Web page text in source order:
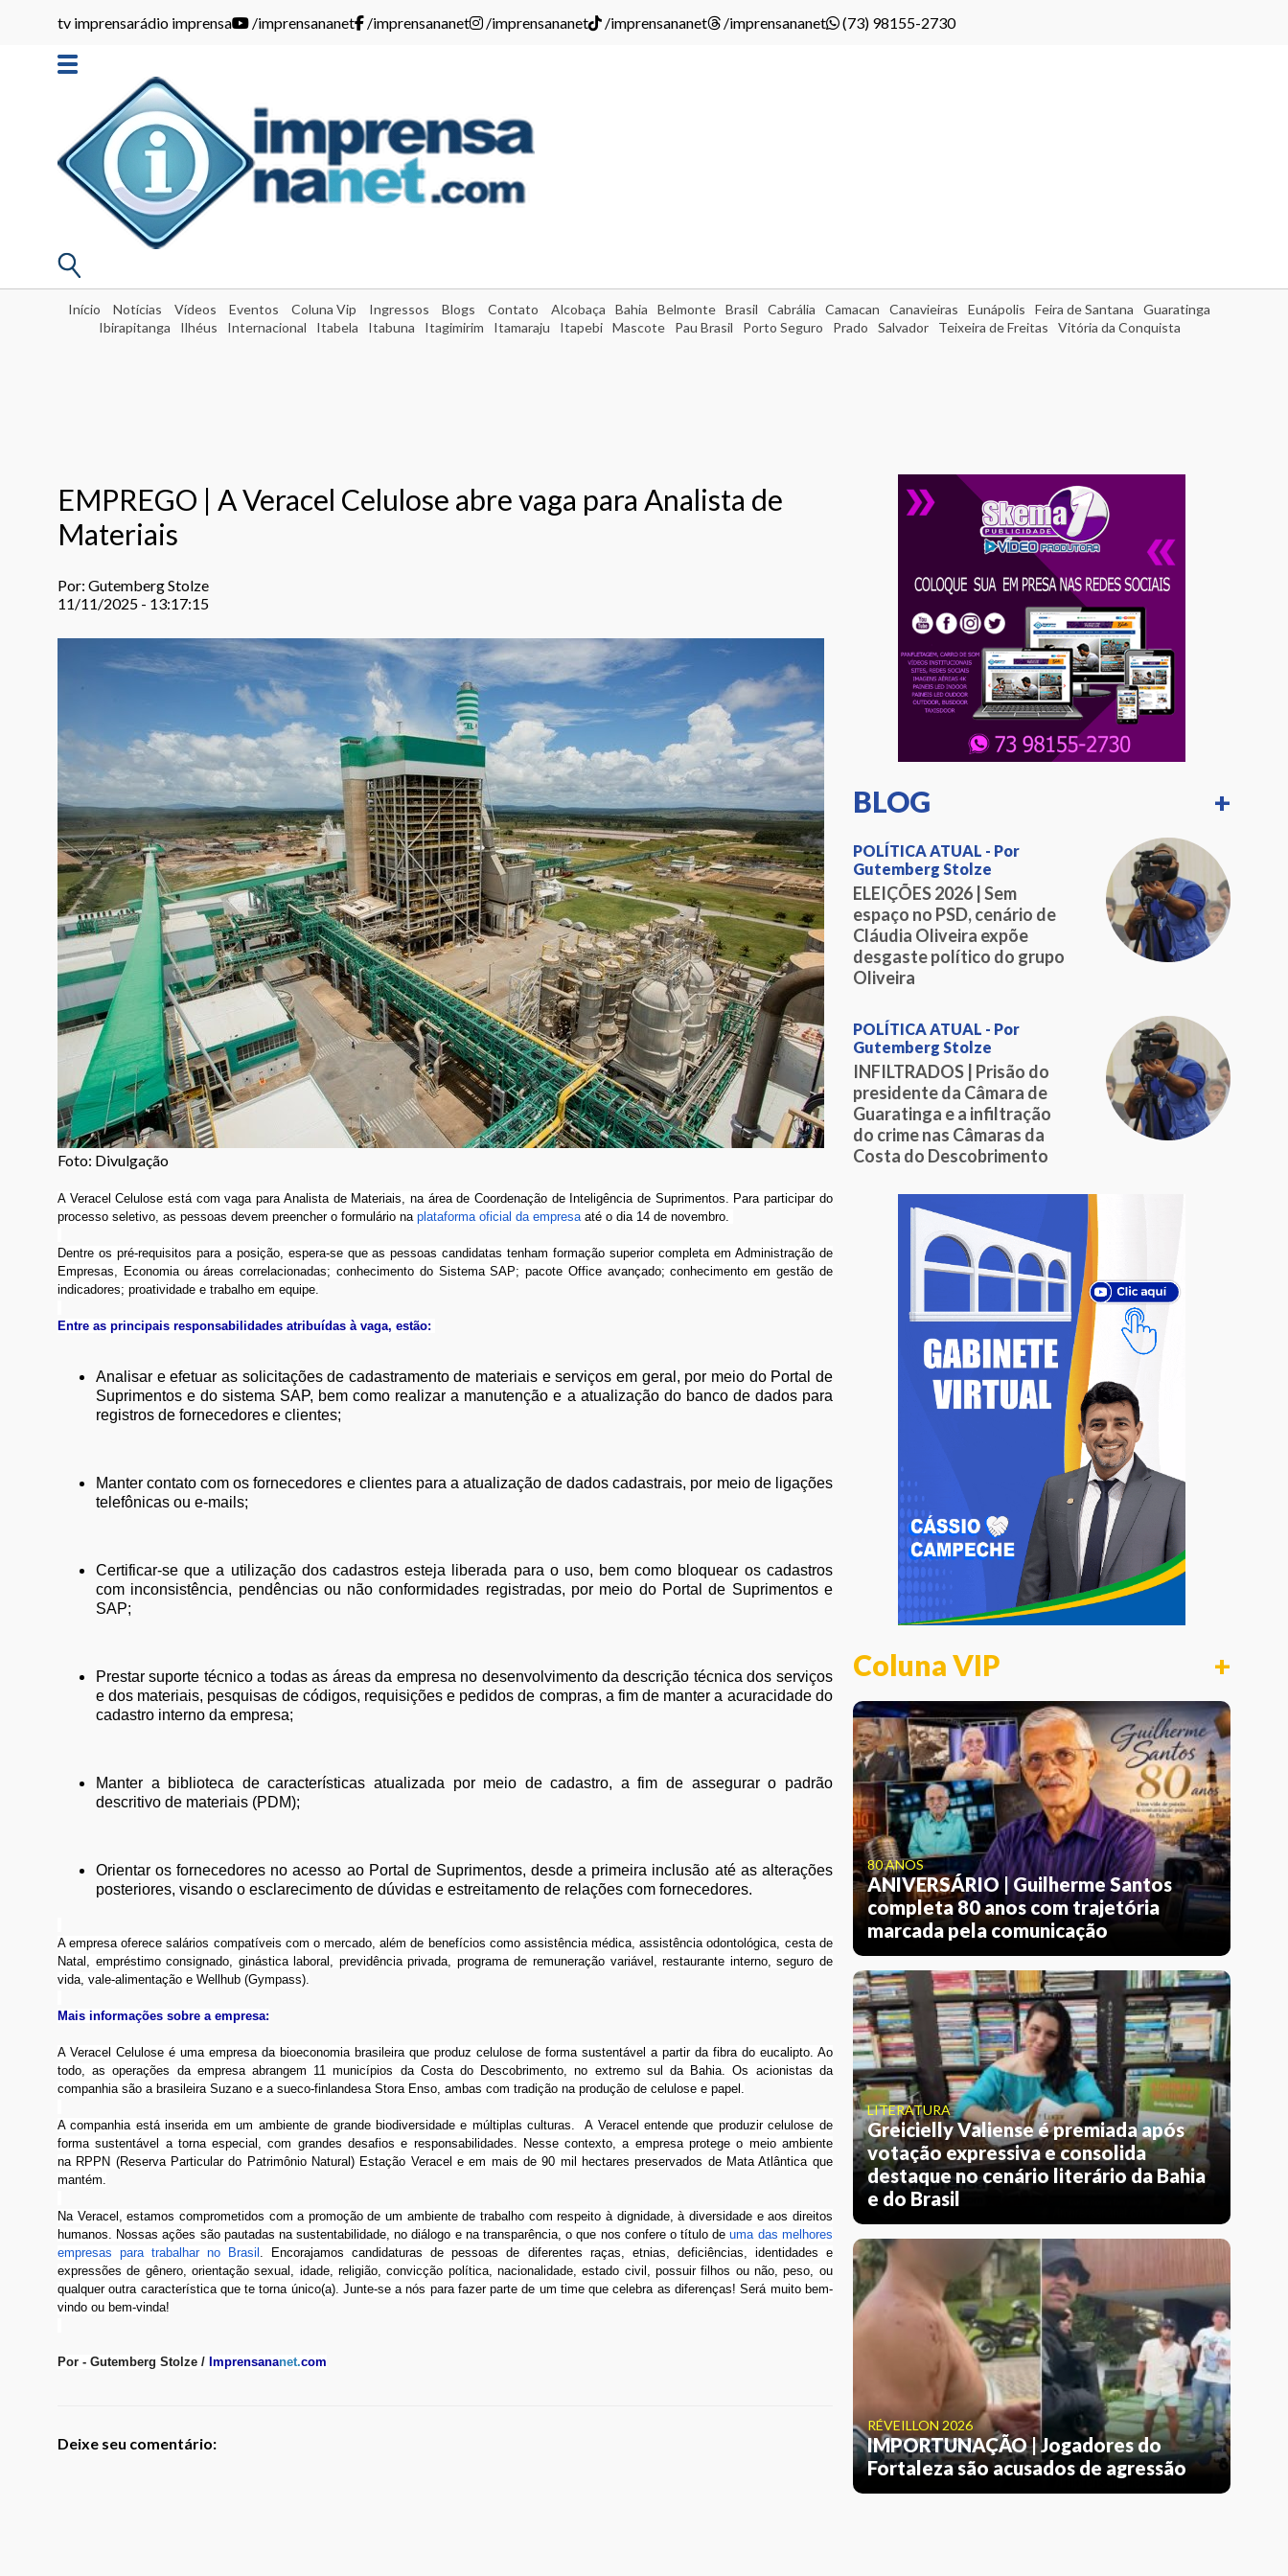
tv imprensarádio imprensa /imprensananet /imprensananet /imprensananet /imprensananet /imprensananet (73) 98155-2730
Início Notícias Vídeos Eventos Coluna Vip Ingressos Blogs Contato Alcobaça Bahia Belmonte Brasil Cabrália Camacan Canavieiras Eunápolis Feira de Santana
Guaratinga
Ibirapitanga
Ilhéus Internacional Itabela Itabuna Itagimirim Itamaraju Itapebi Mascote Pau Brasil Porto Seguro Prado Salvador Teixeira de Freitas Vitória da Conquista
EMPREGO | A Veracel Celulose abre vaga para Analista de
Materiais
Por: Gutemberg Stolze
11/11/2025 - 13:17:15
Foto: Divulgação
A Veracel Celulose está com vaga para Analista de Materiais, na área de Coordenação de Inteligência de Suprimentos. Para participar do
processo seletivo, as pessoas devem preencher o formulário na plataforma oficial da empresa até o dia 14 de novembro.
Dentre os pré-requisitos para a posição, espera-se que as pessoas candidatas tenham formação superior completa em Administração de
Empresas, Economia ou áreas correlacionadas; conhecimento do Sistema SAP; pacote Office avançado; conhecimento em gestão de
indicadores; proatividade e trabalho em equipe.
Entre as principais responsabilidades atribuídas à vaga, estão:
Analisar e efetuar as solicitações de cadastramento de materiais e serviços em geral, por meio do Portal de
Suprimentos e do sistema SAP, bem como realizar a manutenção e a atualização do banco de dados para
registros de fornecedores e clientes;
Manter contato com os fornecedores e clientes para a atualização de dados cadastrais, por meio de ligações
telefônicas ou e-mails;
Certificar-se que a utilização dos cadastros esteja liberada para o uso, bem como bloquear os cadastros
com inconsistência, pendências ou não conformidades registradas, por meio do Portal de Suprimentos e
SAP;
Prestar suporte técnico a todas as áreas da empresa no desenvolvimento da descrição técnica dos serviços
e dos materiais, pesquisas de códigos, requisições e pedidos de compras, a fim de manter a acuracidade do
cadastro interno da empresa;
Manter a biblioteca de características atualizada por meio de cadastro, a fim de assegurar o padrão
descritivo de materiais (PDM);
Orientar os fornecedores no acesso ao Portal de Suprimentos, desde a primeira inclusão até as alterações
posteriores, visando o esclarecimento de dúvidas e estreitamento de relações com fornecedores.
A empresa oferece salários compatíveis com o mercado, além de benefícios como assistência médica, assistência odontológica, cesta de
Natal, empréstimo consignado, ginástica laboral, previdência privada, programa de remuneração variável, restaurante interno, seguro de
vida, vale-alimentação e Wellhub (Gympass).
Mais informações sobre a empresa:
A Veracel Celulose é uma empresa da bioeconomia brasileira que produz celulose de forma sustentável a partir da fibra do eucalipto. Ao
todo, as operações da empresa abrangem 11 municípios da Costa do Descobrimento, no extremo sul da Bahia. Os acionistas da
companhia são a brasileira Suzano e a sueco-finlandesa Stora Enso, ambas com tradição na produção de celulose e papel.
A companhia está inserida em um ambiente de grande biodiversidade e múltiplas culturas. A Veracel entende que produzir celulose de
forma sustentável a torna especial, com grandes desafios e responsabilidades. Nesse contexto, a empresa protege o meio ambiente
na RPPN (Reserva Particular do Patrimônio Natural) Estação Veracel e em mais de 90 mil hectares preservados de Mata Atlântica que
mantém.
Na Veracel, estamos comprometidos com a promoção de um ambiente de trabalho com respeito à dignidade, à diversidade e aos direitos
humanos. Nossas ações são pautadas na sustentabilidade, no diálogo e na transparência, o que nos confere o título deuma das melhores
empresas para trabalhar no Brasil . Encorajamos candidaturas de pessoas de diferentes raças, etnias, deficiências, identidades e
expressões de gênero, orientação sexual, idade, religião, convicção política, nacionalidade, estado civil, possuir filhos ou não, peso, ou
qualquer outra característica que te torna único(a). Junte-se a nós para fazer parte de um time que celebra as diferenças! Será muito bem-
vindo ou bem-vinda!
Por - Gutemberg Stolze / Imprensananet.com
Deixe seu comentário:
BLOG +
POLÍTICA ATUAL - Por
Gutemberg Stolze
ELEIÇÕES 2026 | Sem
espaço no PSD, cenário de
Cláudia Oliveira expõe
desgaste político do grupo
Oliveira
POLÍTICA ATUAL - Por
Gutemberg Stolze
INFILTRADOS | Prisão do
presidente da Câmara de
Guaratinga e a infiltração
do crime nas Câmaras da
Costa do Descobrimento
Coluna VIP +
80 ANOS
ANIVERSÁRIO | Guilherme Santos
completa 80 anos com trajetória
marcada pela comunicação
LITERATURA
Greicielly Valiense é premiada após
votação expressiva e consolida
destaque no cenário literário da Bahia
e do Brasil
RÉVEILLON 2026
IMPORTUNAÇÃO | Jogadores do
Fortaleza são acusados de agressão